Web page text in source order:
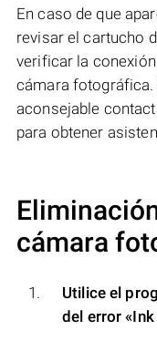
En caso de que
revisar el cartucho
verificar la
cámara fotográfica.
aconsejable
para obtener
cámara
Utilice el
del error